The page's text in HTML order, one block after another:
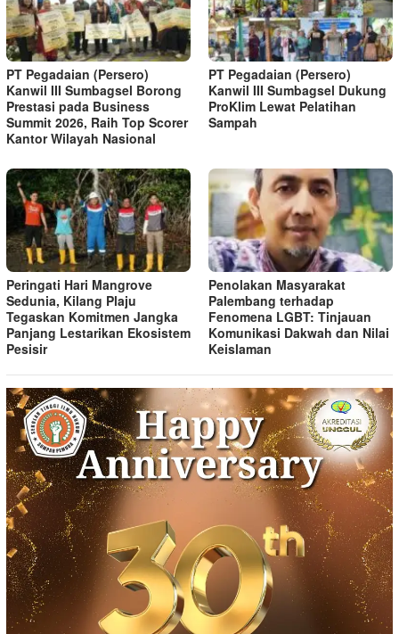
PT Pegadaian (Persero)
Kanwil III Sumbagsel Borong
Prestasi pada Business
Summit 2026, Raih Top Scorer
Kantor Wilayah Nasional
PT Pegadaian (Persero)
Kanwil III Sumbagsel Dukung
ProKlim Lewat Pelatihan
Sampah
Peringati Hari Mangrove
Sedunia, Kilang Plaju
Tegaskan Komitmen Jangka
Panjang Lestarikan Ekosistem
Pesisir
Penolakan Masyarakat
Palembang terhadap
Fenomena LGBT: Tinjauan
Komunikasi Dakwah dan Nilai
Keislaman